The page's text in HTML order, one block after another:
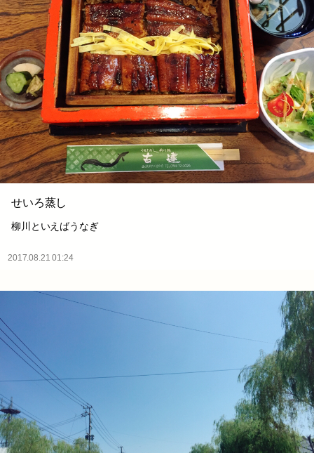
せいろ蒸し
柳川といえばうなぎ
2017.08.21 01:24